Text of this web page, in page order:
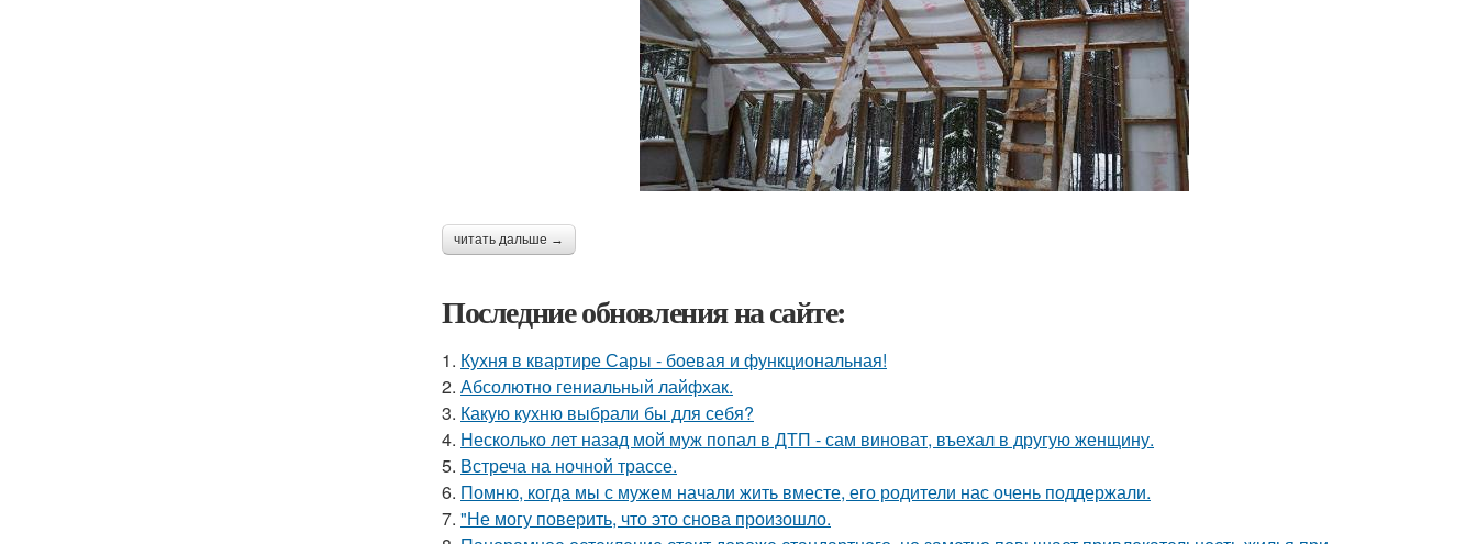
читать дальше →
Последние обновления на сайте:
1. Кухня в квартире Сары - боевая и функциональная!
2. Абсолютно гениальный лайфхак.
3. Какую кухню выбрали бы для себя?
4. Несколько лет назад мой муж попал в ДТП - сам виноват, въехал в другую женщину.
5. Встреча на ночной трассе.
6. Помню, когда мы с мужем начали жить вместе, его родители нас очень поддержали.
7. "Не могу поверить, что это снова произошло.